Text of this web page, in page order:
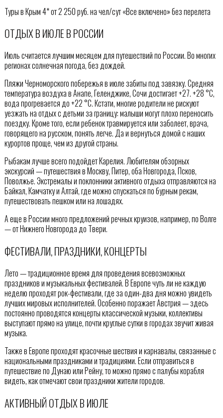
Туры в Крым 4* от 2 250 руб. на чел/сут «Все включено» без перелета
ОТДЫХ В ИЮЛЕ В РОССИИ
Июль считается лучшим месяцем для путешествий по России. Во многих
регионах солнечная погода, без дождей.
Пляжи Черноморского побережья в июле забиты под завязку. Средняя
температура воздуха в Анапе, Геленджике, Сочи достигает +27. +28 °С,
вода прогревается до +22 °C. Кстати, многие родители не рискуют
уезжать на отдых с детьми за границу: малыши могут плохо переносить
поездку. Кроме того, если ребенок травмируется или заболеет, врача,
говорящего на русском, понять легче. Да и вернуться домой с наших
курортов проще, чем из другой страны.
Рыбакам лучше всего подойдет Карелия. Любителям обзорных
экскурсий — путешествия в Москву, Питер, оба Новгорода, Псков,
Поволжье. Экстремалы и поклонники активного отдыха отправляются на
Байкал, Камчатку и Алтай, где можно спускаться по бурным рекам,
путешествовать пешком или на лошадях.
А еще в России много предложений речных круизов, например, по Волге
— от Нижнего Новгорода до Твери.
ФЕСТИВАЛИ, ПРАЗДНИКИ, КОНЦЕРТЫ
Лето — традиционное время для проведения всевозможных
праздников и музыкальных фестивалей. В Европе чуть ли не каждую
неделю проходят рок-фестивали, где за один-два дня можно увидеть
лучших мировых исполнителей. Особенно поражает Австрия — здесь
постоянно проводятся концерты классической музыки, коллективы
выступают прямо на улице, почти круглые сутки в городах звучит живая
музыка.
Также в Европе проходят красочные шествия и карнавалы, связанные с
национальными праздниками и традициями. Если отправиться в
путешествие по Дунаю или Рейну, то можно прямо с палубы корабля
видеть, как отмечают свои праздники жители городов.
АКТИВНЫЙ ОТДЫХ В ИЮЛЕ